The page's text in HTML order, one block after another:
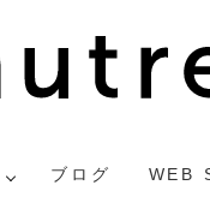
ブログ WEB